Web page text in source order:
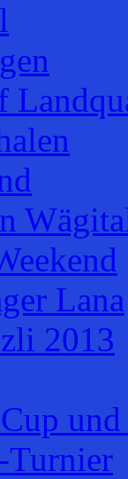
Lana
2013
und
Turnier